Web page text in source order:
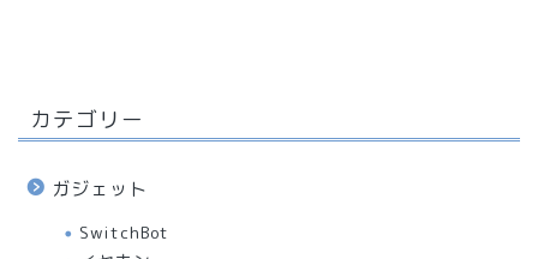
カテゴリー
ガジェット
SwitchBot